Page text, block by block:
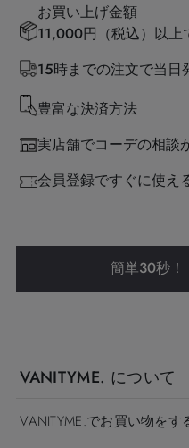
お買い上げ金額
11,000円（税込）以上
15時までの注文で当日
豊富な決済方法
実店舗でコーデの相談
会員登録ですぐに使え
簡単30秒！
VANITYME. について
VANITYME.でお買い物をす